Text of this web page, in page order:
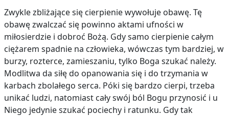
Zwykle zbliżające się cierpienie wywołuje obawę. Tę
obawę zwalczać się powinno aktami ufności w
miłosierdzie i dobroć Bożą. Gdy samo cierpienie całym
ciężarem spadnie na człowieka, wówczas tym bardziej, w
burzy, rozterce, zamieszaniu, tylko Boga szukać należy.
Modlitwa da siłę do opanowania się i do trzymania w
karbach zbolałego serca. Póki się bardzo cierpi, trzeba
unikać ludzi, natomiast cały swój ból Bogu przynosić i u
Niego jedynie szukać pociechy i ratunku. Gdy tak